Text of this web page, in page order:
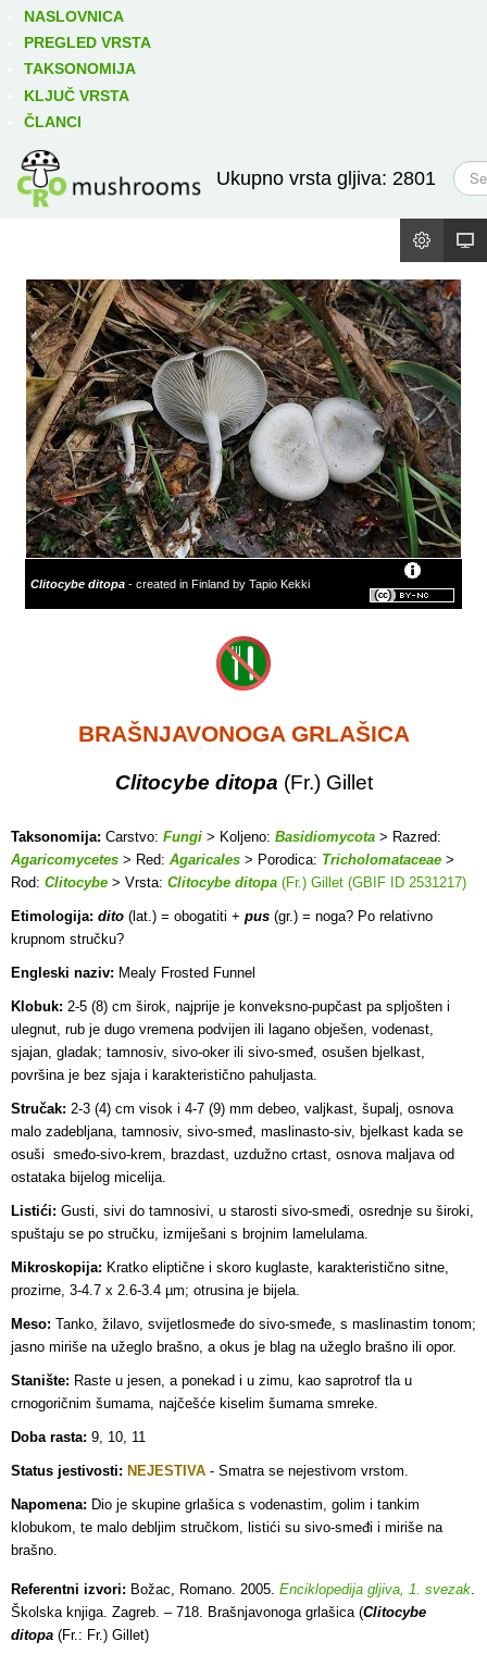
NASLOVNICA
PREGLED VRSTA
TAKSONOMIJA
KLJUČ VRSTA
ČLANCI
Ukupno vrsta gljiva: 2801
T
r
ž
Clitocybe ditopa - created in Finland by Tapio Kekki
BRAŠNJAVONOGA GRLAŠICA
Clitocybe ditopa (Fr.) Gillet
Taksonomija: Carstvo: Fungi > Koljeno: Basidiomycota > Razred:
Agaricomycetes > Red: Agaricales > Porodica: Tricholomataceae >
Rod: Clitocybe > Vrsta: Clitocybe ditopa (Fr.) Gillet (GBIF ID 2531217)
Etimologija: dito (lat.) = obogatiti + pus (gr.) = noga? Po relativno
krupnom stručku?
Engleski naziv: Mealy Frosted Funnel
Klobuk: 2-5 (8) cm širok, najprije je konveksno-pupčast pa spljošten i
ulegnut, rub je dugo vremena podvijen ili lagano obješen, vodenast,
sjajan, gladak; tamnosiv, sivo-oker ili sivo-smeđ, osušen bjelkast,
površina je bez sjaja i karakteristično pahuljasta.
Stručak: 2-3 (4) cm visok i 4-7 (9) mm debeo, valjkast, šupalj, osnova
malo zadebljana, tamnosiv, sivo-smeđ, maslinasto-siv, bjelkast kada se
osuši smeđo-sivo-krem, brazdast, uzdužno crtast, osnova maljava od
ostataka bijelog micelija.
Listići: Gusti, sivi do tamnosivi, u starosti sivo-smeđi, osrednje su široki,
spuštaju se po stručku, izmiješani s brojnim lamelulama.
Mikroskopija: Kratko eliptične i skoro kuglaste, karakteristično sitne,
prozirne, 3-4.7 x 2.6-3.4 µm; otrusina je bijela.
Meso: Tanko, žilavo, svijetlosmeđe do sivo-smeđe, s maslinastim tonom;
jasno miriše na užeglo brašno, a okus je blag na užeglo brašno ili opor.
Stanište: Raste u jesen, a ponekad i u zimu, kao saprotrof tla u
crnogoričnim šumama, najčešće kiselim šumama smreke.
Doba rasta: 9, 10, 11
Status jestivosti: NEJESTIVA - Smatra se nejestivom vrstom.
Napomena: Dio je skupine grlašica s vodenastim, golim i tankim
klobukom, te malo debljim stručkom, listići su sivo-smeđi i miriše na
brašno.
Referentni izvori: Božac, Romano. 2005. Enciklopedija gljiva, 1. svezak.
Školska knjiga. Zagreb. – 718. Brašnjavonoga grlašica (Clitocybe
ditopa (Fr.: Fr.) Gillet)
Izravno podređene niže takse: